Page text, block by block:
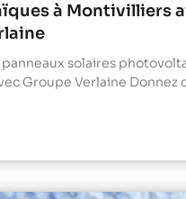
à Montivilliers
solaires
Groupe Verlaine Donnez